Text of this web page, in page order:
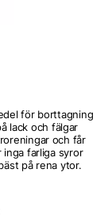
för borttagning
lack och fälgar
och får
farliga syror
på rena ytor.